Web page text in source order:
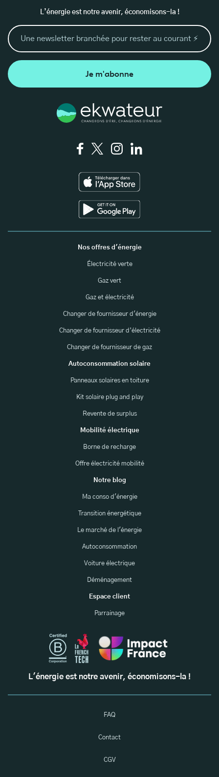
L’énergie est notre avenir, économisons-la !
Je m'abonne
Nos offres d'énergie
Électricité verte
Gaz vert
Gaz et électricité
Changer de fournisseur d'énergie
Changer de fournisseur d’électricité
Changer de fournisseur de gaz
Autoconsommation solaire
Panneaux solaires en toiture
Kit solaire plug and play
Revente de surplus
Mobilité électrique
Borne de recharge
Offre électricité mobilité
Notre blog
Ma conso d'énergie
Transition énergétique
Le marché de l'énergie
Autoconsommation
Voiture électrique
Déménagement
Espace client
Parrainage
L'énergie est notre avenir, économisons-la !
FAQ
Contact
CGV